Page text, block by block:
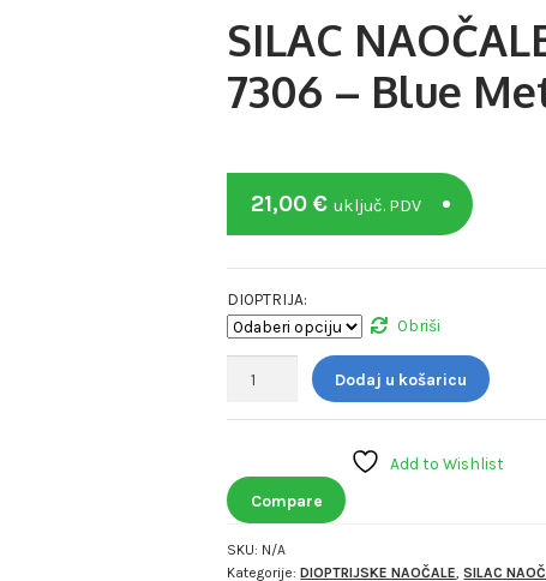
SILAC
7306 – Blue
21,00 € uključ. PDV
DIOPTRIJA:
Obriši
7306
Blue
Metal
količina
Dodaj u košaricu
Add to Wishlist
Compare
SKU: N/A
Kategorije:DIOPTRIJSKE NAOČALE,SILAC